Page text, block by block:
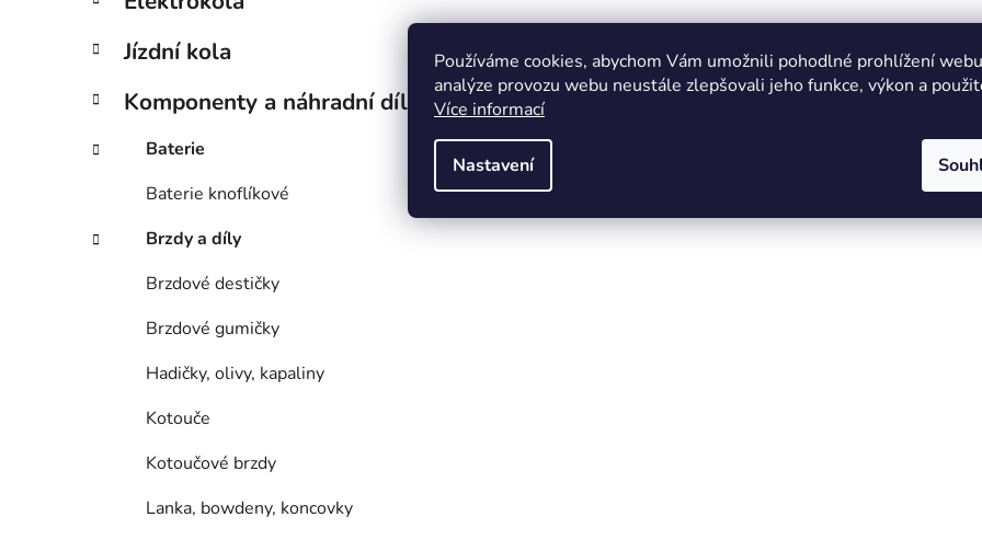
Používáme cookies, abychom Vám umožnili pohodlné prohlížení
analýze provozu webu neustále zlepšovali jeho funkce, výkon a
Více informací
Nastavení
Jízdní kola
Komponenty a náhradní díly
Baterie
Baterie knoflíkové
Brzdy a díly
Brzdové destičky
Brzdové gumičky
Hadičky, olivy, kapaliny
Kotouče
Kotoučové brzdy
Lanka, bowdeny, koncovky